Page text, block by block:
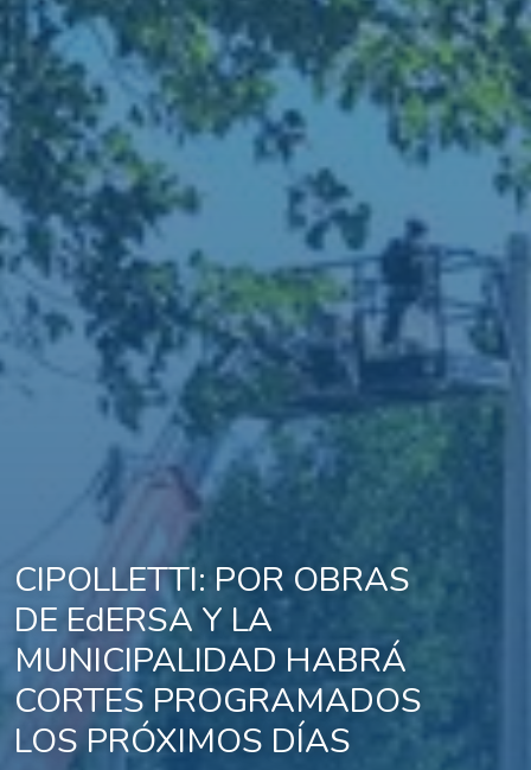
CIPOLLETTI: POR OBRAS
DE EdERSA Y LA
MUNICIPALIDAD HABRÁ
CORTES PROGRAMADOS
LOS PRÓXIMOS DÍAS